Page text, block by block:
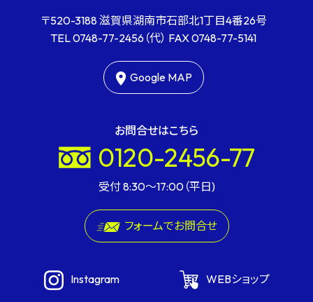
〒520-3188 滋賀県湖南市石部北1丁目4番26号
TEL0748-77-2456 （代） FAX0748-77-5141
Google MAP
お問合せはこちら
0120-2456-77
受付 8:30〜17:00（平日)
フォームでお問合せ
Instagram WEBショップ